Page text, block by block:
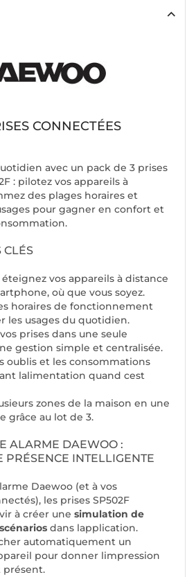
CONNECTÉES
avec un pack de 3 prises
: pilotez vos appareils à
des plages horaires et
pour gagner en confort et
CLÉS
vos appareils à distance
où que vous soyez.
horaires de fonctionnement
les usages du quotidien.
prises dans une seule
gestion simple et centralisée.
oublis et les consommations
lalimentation quand cest
zones de la maison en une
grâce au lot de 3.
ALARME DAEWOO :
PRÉSENCE INTELLIGENTE
Daewoo (et à vos
les prises SP502F
à créer une simulation de
scénarios dans lapplication.
automatiquement un
pour donner limpression
présent.